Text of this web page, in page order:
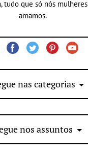
tudo que só nós mulheres
amamos.
nas categorias
nos assuntos